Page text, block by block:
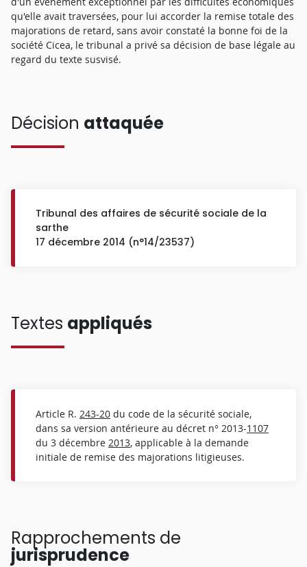
qu'elle avait traversées, pour lui accorder la remise totale des
majorations de retard, sans avoir constaté la bonne foi de la
société Cicea, le tribunal a privé sa décision de base légale au
regard du texte susvisé.
Décision attaquée
Tribunal des affaires de sécurité sociale de la
sarthe
17 décembre 2014 (n°14/23537)
Textes appliqués
Article R. 243-20 du code de la sécurité sociale,
dans sa version antérieure au décret n° 2013-1107
du 3 décembre 2013, applicable à la demande
initiale de remise des majorations litigieuses.
Rapprochements de
jurisprudence